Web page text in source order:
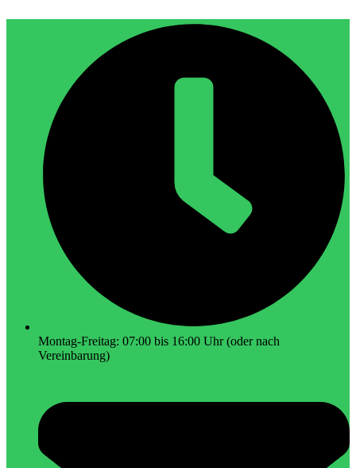
Montag-Freitag: 07:00 bis 16:00 Uhr (oder nach
Vereinbarung)